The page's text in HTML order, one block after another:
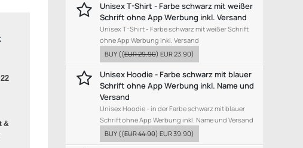
&
Unisex T-Shirt - Farbe schwarz mit weißer
Schrift ohne App Werbung inkl. Versand
Unisex T-Shirt - Farbe schwarz mit weißer Schrift
ohne App Werbung inkl. Versand
BUY ((EUR 29.90) EUR 23.90)
Unisex Hoodie - Farbe schwarz mit blauer
Schrift ohne App Werbung inkl. Name und
Versand
Unisex Hoodie - in der Farbe schwarz mit blauer
Schrift ohne App Werbung inkl. Name und Versand
BUY ((EUR 44.90) EUR 39.90)